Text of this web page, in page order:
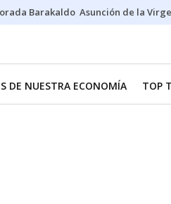
Barakaldo Asunción de la
DE NUESTRA ECONOMÍA TOP